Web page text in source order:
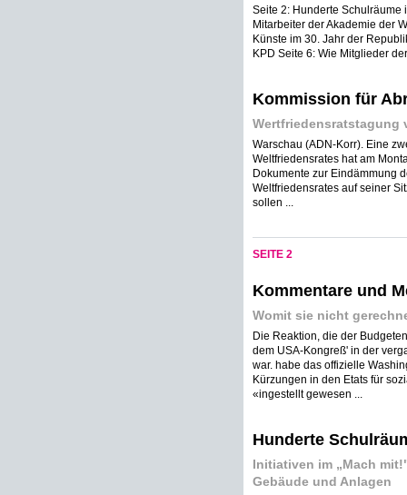
Seite 2: Hunderte Schulräume
Mitarbeiter der Akademie der
Künste im 30. Jahr der
KPD Seite 6: Wie Mitglieder
Kommission für
Wertfriedensratstagung
Warschau (ADN-Korr). Eine
Weltfriedensrates hat am
Dokumente zur Eindämmung
Weltfriedensrates auf seiner
sollen ...
SEITE 2
Kommentare und
Womit sie nicht
Die Reaktion, die der
dem USA-Kongreß' in der
war. habe das offizielle
Kürzungen in den Etats für
«ingestellt gewesen ...
Hunderte
Initiativen im „Mach
Gebäude und Anlagen